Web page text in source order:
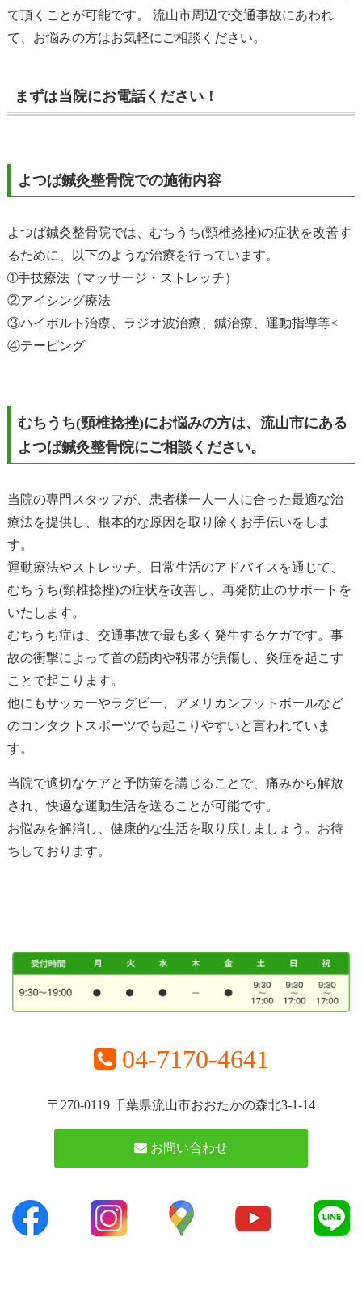
て頂くことが可能です。 流山市周辺で交通事故にあわれ
て、お悩みの方はお気軽にご相談ください。
まずは当院にお電話ください！
よつば鍼灸整骨院での施術内容
よつば鍼灸整骨院では、むちうち(頸椎捻挫)の症状を改善す
るために、以下のような治療を行っています。
➀手技療法（マッサージ・ストレッチ）
②アイシング療法
③ハイボルト治療、ラジオ波治療、鍼治療、運動指導等<
④テーピング
むちうち(頸椎捻挫)にお悩みの方は、流山市にある
よつば鍼灸整骨院にご相談ください。
当院の専門スタッフが、患者様一人一人に合った最適な治
療法を提供し、根本的な原因を取り除くお手伝いをしま
す。
運動療法やストレッチ、日常生活のアドバイスを通じて、
むちうち(頸椎捻挫)の症状を改善し、再発防止のサポートを
いたします。
むちうち症は、交通事故で最も多く発生するケガです。事
故の衝撃によって首の筋肉や靱帯が損傷し、炎症を起こす
ことで起こります。
他にもサッカーやラグビー、アメリカンフットボールなど
のコンタクトスポーツでも起こりやすいと言われていま
す。
当院で適切なケアと予防策を講じることで、痛みから解放
され、快適な運動生活を送ることが可能です。
お悩みを解消し、健康的な生活を取り戻しましょう。お待
ちしております。
04-7170-4641
〒270-0119 千葉県流山市おおたかの森北3-1-14
お問い合わせ